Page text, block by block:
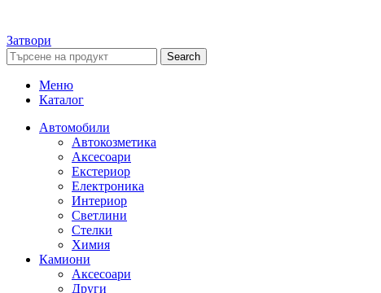
Затвори
Search
Меню
Каталог
Автомобили
Автокозметика
Аксесоари
Екстериор
Електроника
Интериор
Светлини
Стелки
Химия
Камиони
Аксесоари
Други